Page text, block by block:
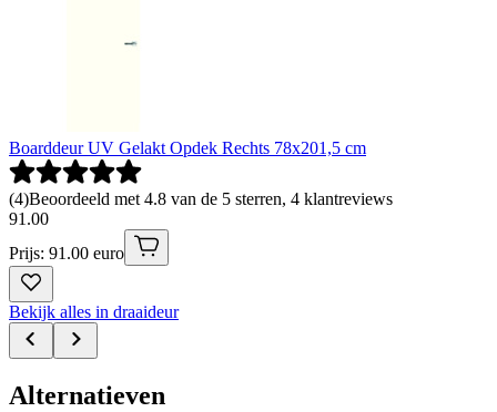
Boarddeur UV Gelakt Opdek Rechts 78x201,5 cm
(4)Beoordeeld met 4.8 van de 5 sterren, 4 klantreviews
91 .00
Prijs: 91.00 euro
Bekijk alles in draaideur
Alternatieven